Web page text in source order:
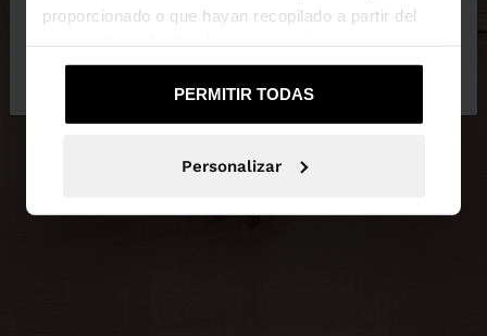
proporcionado o que hayan recopilado a partir del
PERMITIR TODAS
Personalizar